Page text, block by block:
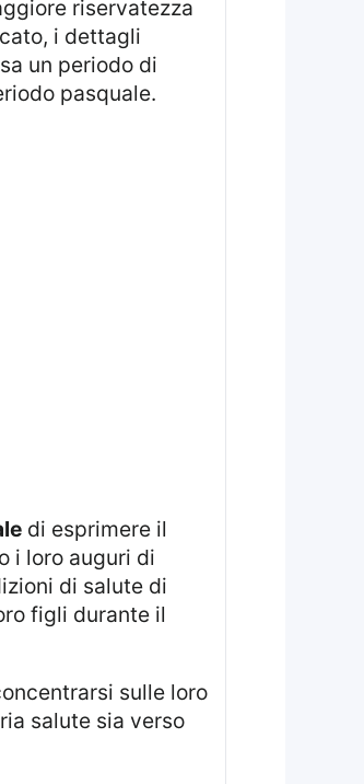
i dettagli
un periodo di
pasquale.
di esprimere il
i loro auguri di
di salute di
figli durante il
salute sia verso